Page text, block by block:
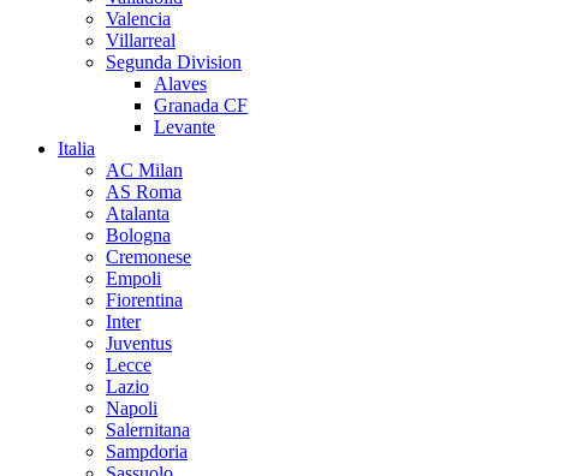
Valencia
Villarreal
Segunda Division
Alaves
Granada CF
Levante
Italia
AC Milan
AS Roma
Atalanta
Bologna
Cremonese
Empoli
Fiorentina
Inter
Juventus
Lecce
Lazio
Napoli
Salernitana
Sampdoria